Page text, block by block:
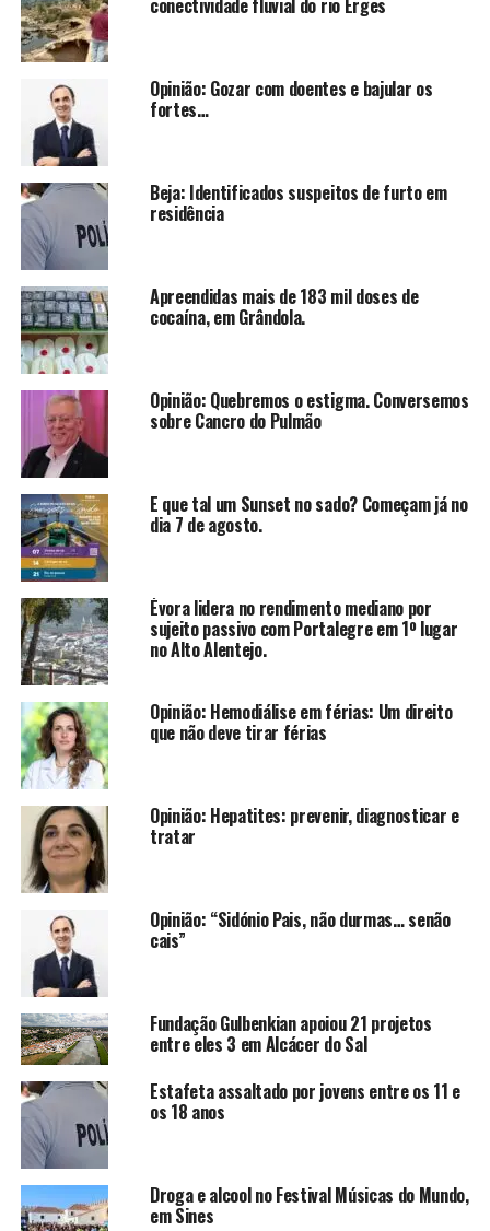
conectividade fluvial do rio Erges
Opinião: Gozar com doentes e bajular os
fortes…
Beja: Identificados suspeitos de furto em
residência
Apreendidas mais de 183 mil doses de
cocaína, em Grândola.
Opinião: Quebremos o estigma. Conversemos
sobre Cancro do Pulmão
E que tal um Sunset no sado? Começam já no
dia 7 de agosto.
Évora lidera no rendimento mediano por
sujeito passivo com Portalegre em 1º lugar
no Alto Alentejo.
Opinião: Hemodiálise em férias: Um direito
que não deve tirar férias
Opinião: Hepatites: prevenir, diagnosticar e
tratar
Opinião: “Sidónio Pais, não durmas… senão
cais”
Fundação Gulbenkian apoiou 21 projetos
entre eles 3 em Alcácer do Sal
Estafeta assaltado por jovens entre os 11 e
os 18 anos
Droga e alcool no Festival Músicas do Mundo,
em Sines